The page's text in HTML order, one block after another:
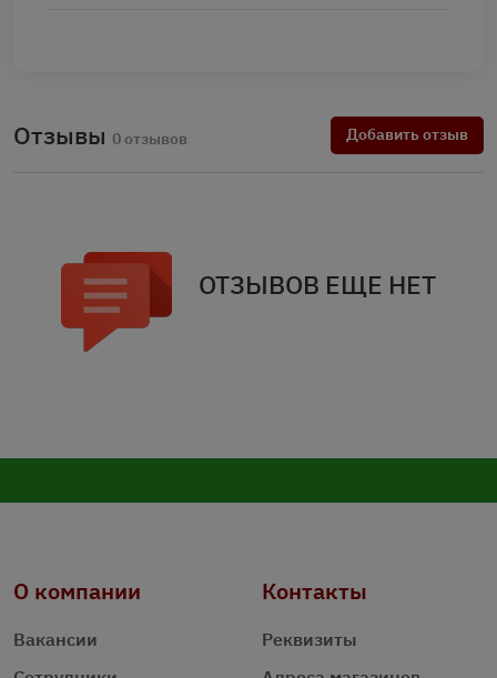
Отзывы 0 отзывов Добавить отзыв
ОТЗЫВОВ ЕЩЕ НЕТ
О компании
Вакансии
Контакты
Реквизиты